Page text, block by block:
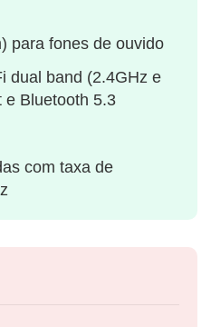
para fones de ouvido
dual band (2.4GHz e
e Bluetooth 5.3
com taxa de